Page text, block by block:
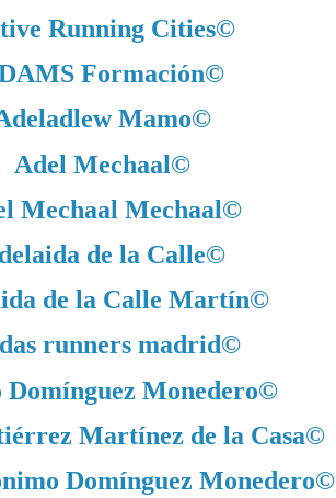
Running Cities©
Formación©
Mamo©
Adel Mechaal©
Mechaal Mechaal©
de la Calle©
de la Calle Martín©
runners madrid©
Domínguez Monedero©
Martínez de la Casa©
Domínguez Monedero©